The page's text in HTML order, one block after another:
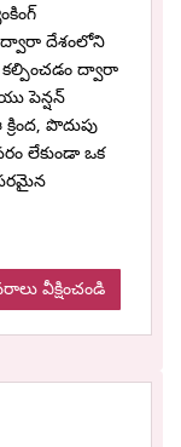
ద్వారా దేశంలోని
ద్వారా
పెన్షన్
పొదుపు
లేకుండా ఒక
వీక్షించండి